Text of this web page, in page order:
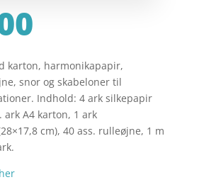
karton, harmonikapapir,
snor og skabeloner til
Indhold: 4 ark silkepapir
ark A4 karton, 1 ark
cm), 40 ass. rulleøjne, 1 m